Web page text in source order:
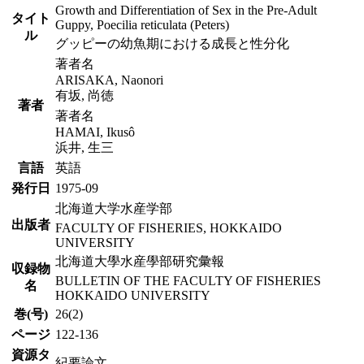
タイト
ル
Growth and Differentiation of Sex in the Pre-Adult
Guppy, Poecilia reticulata (Peters)
グッピーの幼魚期における成長と性分化
著者
著者名
ARISAKA, Naonori
有坂, 尚徳
著者名
HAMAI, Ikusô
浜井, 生三
言語
英語
発行日
1975-09
出版者
北海道大学水産学部
FACULTY OF FISHERIES, HOKKAIDO
UNIVERSITY
収録物
名
北海道大學水産學部研究彙報
BULLETIN OF THE FACULTY OF FISHERIES
HOKKAIDO UNIVERSITY
巻(号)
26(2)
ページ 122-136
資源タ